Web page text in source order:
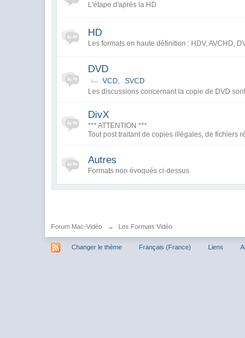
L'étape d'après la HD
HD
Les formats en haute définition : HDV, AVCHD,
DVD
VCD,
SVCD
Les discussions concernant la copie de DVD
DivX
*** ATTENTION ***
Tout post traitant de copies illégales, de fichiers
Autres
Formats non évoqués ci-dessus
Forum Mac-Vidéo → Les Formats Vidéo
Changer le thème Français (France) Liens